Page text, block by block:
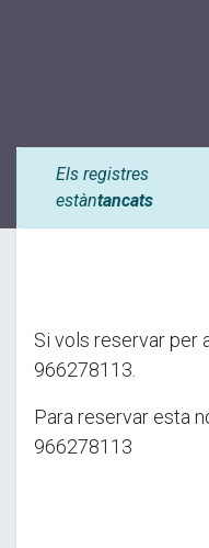
Els registres
estàntancats
Si vols reservar per
966278113.
Para reservar esta
966278113